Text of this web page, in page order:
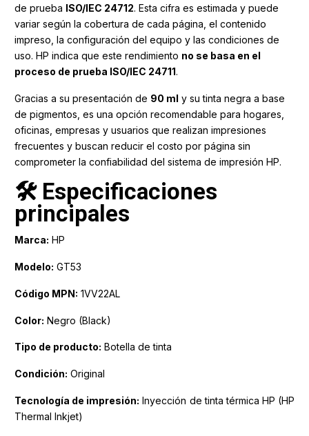
de prueba ISO/IEC 24712. Esta cifra es estimada y puede
variar según la cobertura de cada página, el contenido
impreso, la configuración del equipo y las condiciones de
uso. HP indica que este rendimiento no se basa en el
proceso de prueba ISO/IEC 24711.
Gracias a su presentación de 90 ml y su tinta negra a base
de pigmentos, es una opción recomendable para hogares,
oficinas, empresas y usuarios que realizan impresiones
frecuentes y buscan reducir el costo por página sin
comprometer la confiabilidad del sistema de impresión HP.
🛠️ Especificaciones
principales
Marca: HP
Modelo: GT53
Código MPN: 1VV22AL
Color: Negro (Black)
Tipo de producto: Botella de tinta
Condición: Original
Tecnología de impresión: Inyección de tinta térmica HP (HP
Thermal Inkjet)